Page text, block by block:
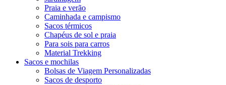
Praia e verão
Caminhada e campismo
Sacos térmicos
Chapéus de sol e praia
Para sois para carros
Material Trekking
Sacos e mochilas
Bolsas de Viagem Personalizadas
Sacos de desporto